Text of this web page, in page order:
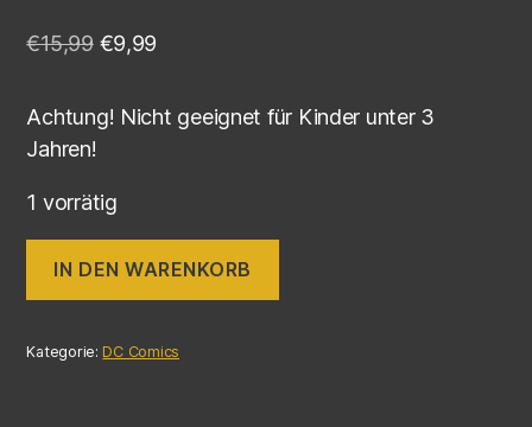
€15,99 €9,99
Achtung! Nicht geeignet für Kinder unter 3
Jahren!
1 vorrätig
IN DEN WARENKORB
Kategorie: DC Comics